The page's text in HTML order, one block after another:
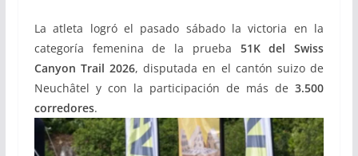
La atleta logró el pasado sábado la victoria en la
categoría femenina de la prueba 51K del Swiss
Canyon Trail 2026, disputada en el cantón suizo de
Neuchâtel y con la participación de más de3.500
corredores.